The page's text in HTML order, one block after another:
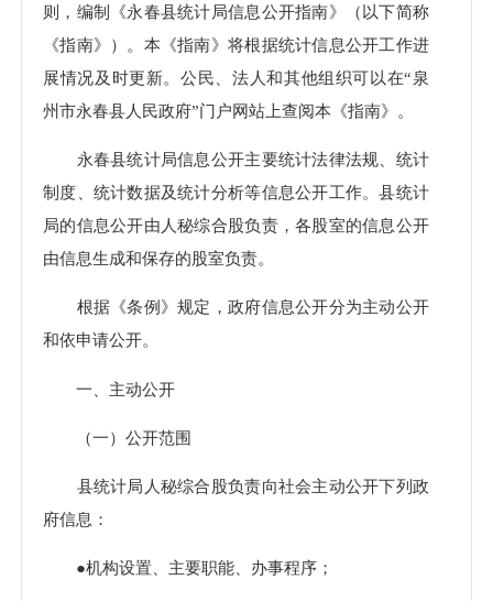
则，编制《永春县统计局信息公开指南》（以下简称
《指南》）。本《指南》将根据统计信息公开工作进
展情况及时更新。公民、法人和其他组织可以在“泉
州市永春县人民政府”门户网站上查阅本《指南》。
永春县统计局信息公开主要统计法律法规、统计
制度、统计数据及统计分析等信息公开工作。县统计
局的信息公开由人秘综合股负责，各股室的信息公开
由信息生成和保存的股室负责。
根据《条例》规定，政府信息公开分为主动公开
和依申请公开。
一、主动公开
（一）公开范围
县统计局人秘综合股负责向社会主动公开下列政
府信息：
●机构设置、主要职能、办事程序；